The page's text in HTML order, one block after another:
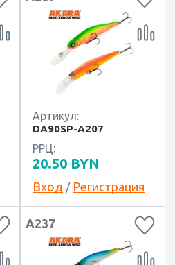
Артикул:
DA90SP-A207
РРЦ:
20.50 BYN
Вход / Регистрация
А237